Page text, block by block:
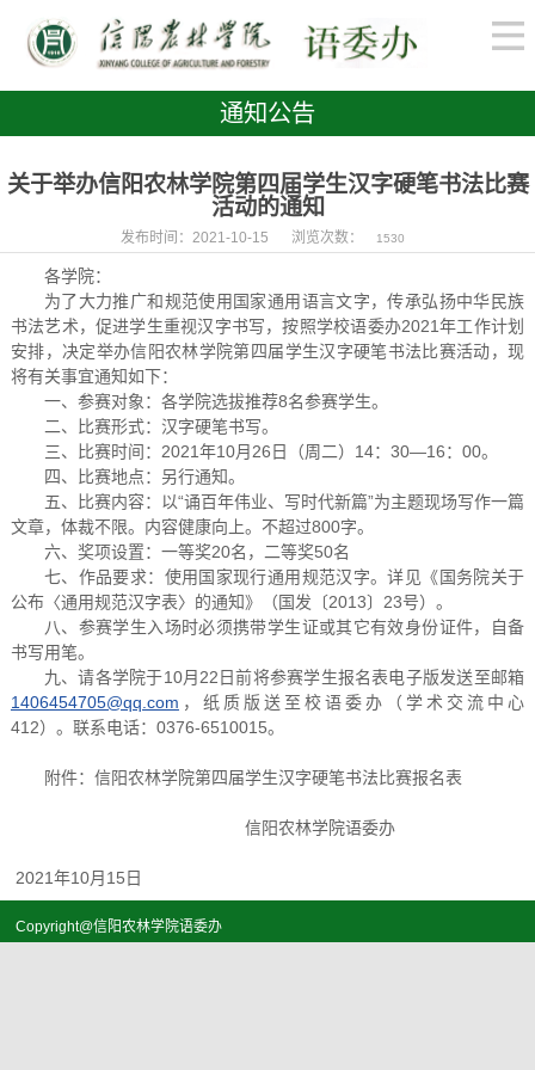
通知公告
关于举办信阳农林学院第四届学生汉字硬笔书法比赛
活动的通知
发布时间：2021-10-15 浏览次数： 1530
各学院：
为了大力推广和规范使用国家通用语言文字，传承弘扬中华民族
书法艺术，促进学生重视汉字书写，按照学校语委办2021年工作计划
安排，决定举办信阳农林学院第四届学生汉字硬笔书法比赛活动，现
将有关事宜通知如下：
一、参赛对象：各学院选拔推荐8名参赛学生。
二、比赛形式：汉字硬笔书写。
三、比赛时间：2021年10月26日（周二）14：30—16：00。
四、比赛地点：另行通知。
五、比赛内容：以“诵百年伟业、写时代新篇”为主题现场写作一篇
文章，体裁不限。内容健康向上。不超过800字。
六、奖项设置：一等奖20名，二等奖50名
七、作品要求：使用国家现行通用规范汉字。详见《国务院关于
公布〈通用规范汉字表〉的通知》（国发〔2013〕23号）。
八、参赛学生入场时必须携带学生证或其它有效身份证件，自备
书写用笔。
九、请各学院于10月22日前将参赛学生报名表电子版发送至邮箱
1406454705@qq.com ，纸质版送至校语委办（学术交流中心
412）。联系电话：0376-6510015。
附件：信阳农林学院第四届学生汉字硬笔书法比赛报名表
信阳农林学院语委办
2021年10月15日
Copyright@信阳农林学院语委办